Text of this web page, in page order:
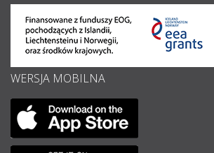
WERSJA MOBILNA